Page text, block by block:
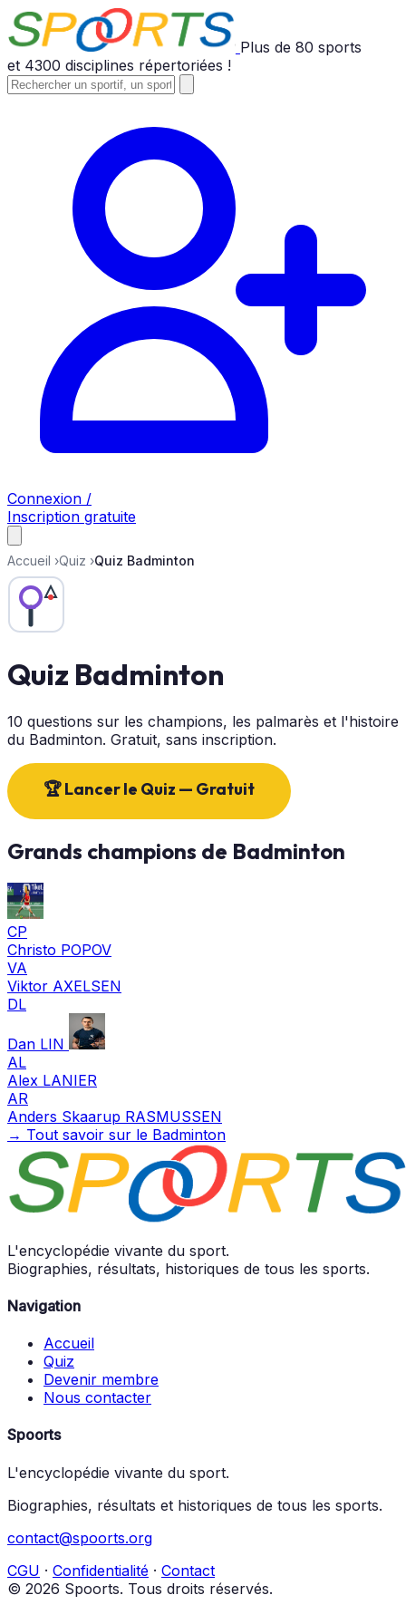
Plus de 80 sports
et 4300 disciplines répertoriées !
Connexion /
Inscription gratuite
Accueil ›Quiz ›Quiz Badminton
Quiz Badminton
10 questions sur les champions, les palmarès et l'histoire
du Badminton. Gratuit, sans inscription.
🏆 Lancer le Quiz — Gratuit
Grands champions de Badminton
CP
Christo POPOV
VA
Viktor AXELSEN
DL
Dan LIN
AL
Alex LANIER
AR
Anders Skaarup RASMUSSEN
→ Tout savoir sur le Badminton
L'encyclopédie vivante du sport.
Biographies, résultats, historiques de tous les sports.
Navigation
Accueil
Quiz
Devenir membre
Nous contacter
Spoorts
L'encyclopédie vivante du sport.
Biographies, résultats et historiques de tous les sports.
contact@spoorts.org
CGU · Confidentialité · Contact
© 2026 Spoorts. Tous droits réservés.